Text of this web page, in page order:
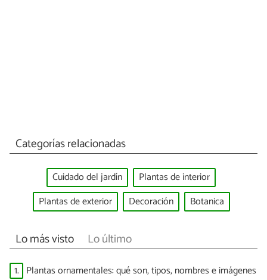
Categorías relacionadas
Cuidado del jardín
Plantas de interior
Plantas de exterior
Decoración Botanica
Lo más visto Lo último
1. Plantas ornamentales: qué son, tipos, nombres e imágenes